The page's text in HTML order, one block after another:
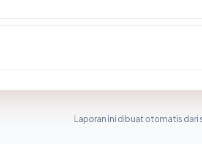
Laporan ini dibuat otomatis dari